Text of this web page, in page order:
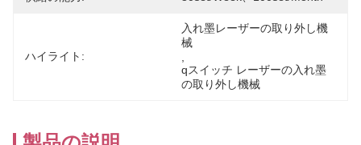
ハイライト:
入れ墨レーザーの取り外し機
械
qスイッチ レーザーの入れ墨
の取り外し機械